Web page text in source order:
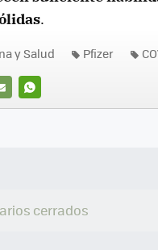
.
WHATSAPP
y Salud Pfizer
cerrados